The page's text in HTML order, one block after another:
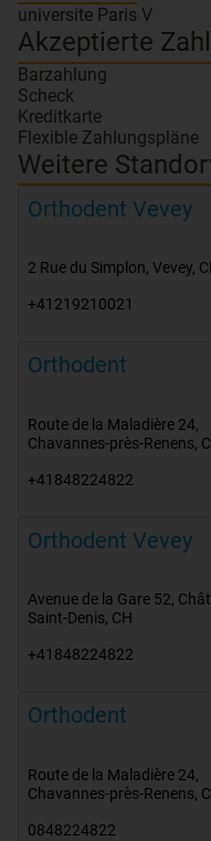
universite Paris V
Akzeptierte
Barzahlung
Scheck
Kreditkarte
Flexible Zahlungspläne
Weitere
Orthodent Vevey
2 Rue du Simplon, Vevey,
+41219210021
Orthodent
Route de la Maladière 24,
Chavannes-près-Renens,
+41848224822
Orthodent Vevey
Avenue de la Gare 52,
Saint-Denis, CH
+41848224822
Orthodent
Route de la Maladière 24,
Chavannes-près-Renens,
0848224822